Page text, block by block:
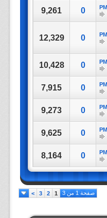
0
9,261
0
12,329
0
10,428
0
7,915
0
9,273
0
9,625
0
8,164
صفحة 1 من 3 1
2
3
>